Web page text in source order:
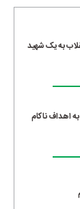
به یک شهید
اهداف ناکام